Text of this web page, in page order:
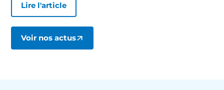
Lire l'article
Voir nos actus